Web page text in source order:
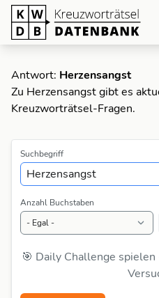
Antwort: Herzensangst
Zu Herzensangst gibt es
Kreuzworträtsel-Fragen.
Suchbegriff
Anzahl Buchstaben
🎯 Daily Challenge